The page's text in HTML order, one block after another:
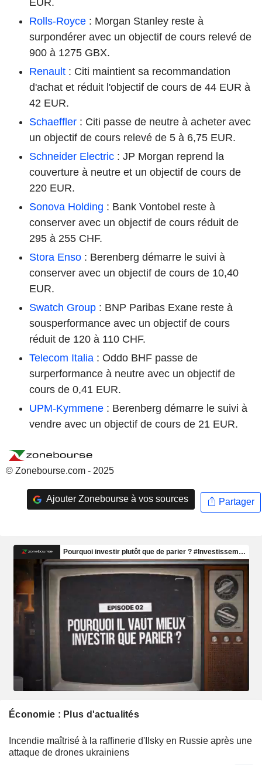
Rolls-Royce : Morgan Stanley reste à
surpondérer avec un objectif de cours relevé de
900 à 1275 GBX.
Renault : Citi maintient sa recommandation
d'achat et réduit l'objectif de cours de 44 EUR à
42 EUR.
Schaeffler : Citi passe de neutre à acheter avec
un objectif de cours relevé de 5 à 6,75 EUR.
Schneider Electric : JP Morgan reprend la
couverture à neutre et un objectif de cours de
220 EUR.
Sonova Holding : Bank Vontobel reste à
conserver avec un objectif de cours réduit de
295 à 255 CHF.
Stora Enso : Berenberg démarre le suivi à
conserver avec un objectif de cours de 10,40
EUR.
Swatch Group : BNP Paribas Exane reste à
sousperformance avec un objectif de cours
réduit de 120 à 110 CHF.
Telecom Italia : Oddo BHF passe de
surperformance à neutre avec un objectif de
cours de 0,41 EUR.
UPM-Kymmene : Berenberg démarre le suivi à
vendre avec un objectif de cours de 21 EUR.
© Zonebourse.com - 2025
Ajouter Zonebourse à vos sources Partager
Économie : Plus d'actualités
Incendie maîtrisé à la raffinerie d'Ilsky en Russie après une
attaque de drones ukrainiens